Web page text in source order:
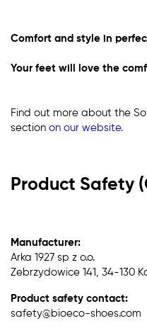
Comfort and style in
Your feet will love the
Find out more about the
section on our website.
Product Safety
Manufacturer:
Arka 1927 sp z o.o.
Zebrzydowice 141, 34-130
Product safety contact:
safety@bioeco-shoes.com